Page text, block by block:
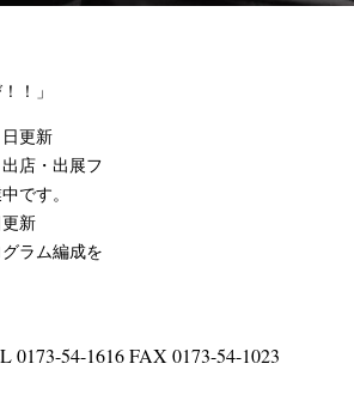
！」
更新
出展フ
。
新
編成を
54-1616 FAX 0173-54-1023